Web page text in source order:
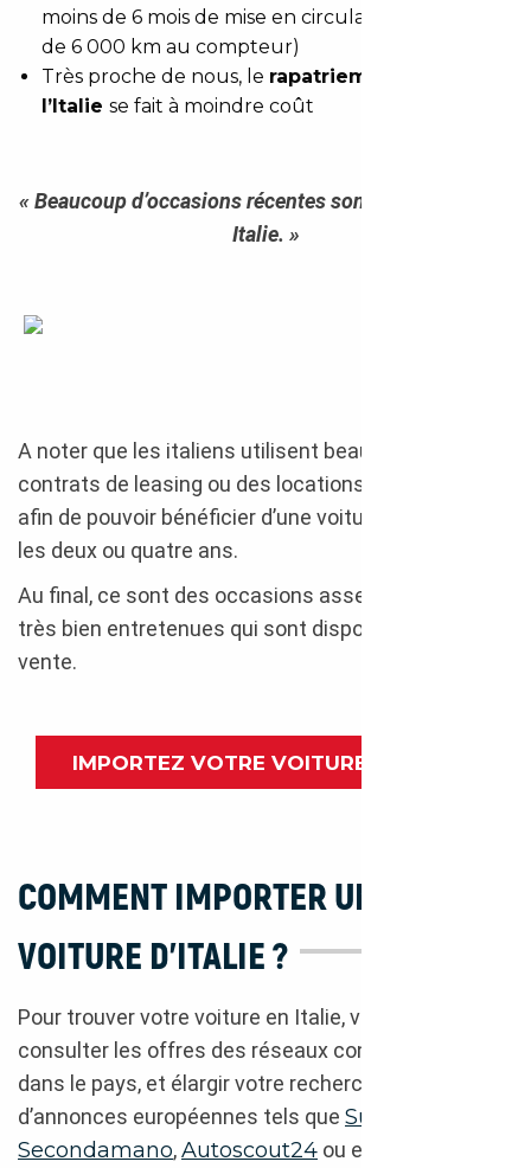
moins de 6 mois de mise en circulation ou moins
de 6 000 km au compteur)
Très proche de nous, le rapatriement depuis
l’Italie se fait à moindre coût
« Beaucoup d’occasions récentes sont disponibles en
Italie. »
A noter que les italiens utilisent beaucoup des
contrats de leasing ou des locations longue durée
afin de pouvoir bénéficier d’une voiture neuve tous
les deux ou quatre ans.
Au final, ce sont des occasions assez récentes et
très bien entretenues qui sont disponibles à la
vente.
IMPORTEZ VOTRE VOITURE D’ITALIE
COMMENT IMPORTER UNE
VOITURE D’ITALIE ?
Pour trouver votre voiture en Italie, vous pouvez
consulter les offres des réseaux concessionnaires
dans le pays, et élargir votre recherche à des sites
d’annonces européennes tels que Subito
Secondamano,Autoscout24 ou encore